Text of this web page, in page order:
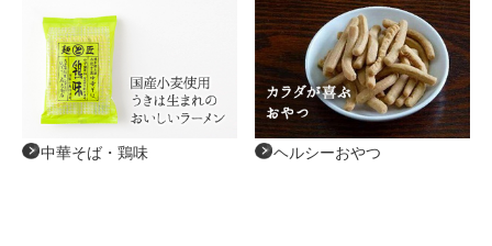
中華そば・鶏味 ヘルシーおやつ